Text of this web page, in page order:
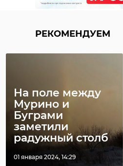
РЕКОМЕНДУЕМ
На поле между
Мурино и
Буграми
заметили
радужный столб
01 января 2024, 14:29